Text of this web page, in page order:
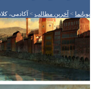
پویانما > آخرین مطالب > آکادمی،